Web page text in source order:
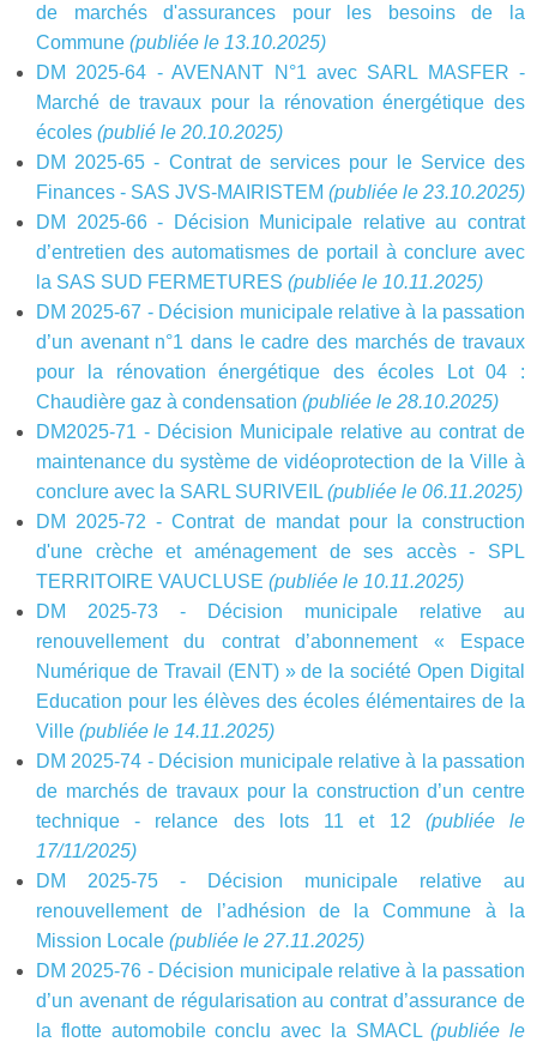
de marchés d'assurances pour les besoins de la
Commune (publiée le 13.10.2025)
DM 2025-64 - AVENANT N°1 avec SARL MASFER -
Marché de travaux pour la rénovation énergétique des
écoles (publié le 20.10.2025)
DM 2025-65 - Contrat de services pour le Service des
Finances - SAS JVS-MAIRISTEM (publiée le 23.10.2025)
DM 2025-66 - Décision Municipale relative au contrat
d’entretien des automatismes de portail à conclure avec
la SAS SUD FERMETURES (publiée le 10.11.2025)
DM 2025-67 - Décision municipale relative à la passation
d’un avenant n°1 dans le cadre des marchés de travaux
pour la rénovation énergétique des écoles Lot 04 :
Chaudière gaz à condensation (publiée le 28.10.2025)
DM2025-71 - Décision Municipale relative au contrat de
maintenance du système de vidéoprotection de la Ville à
conclure avec la SARL SURIVEIL (publiée le 06.11.2025)
DM 2025-72 - Contrat de mandat pour la construction
d'une crèche et aménagement de ses accès - SPL
TERRITOIRE VAUCLUSE (publiée le 10.11.2025)
DM 2025-73 - Décision municipale relative au
renouvellement du contrat d’abonnement « Espace
Numérique de Travail (ENT) » de la société Open Digital
Education pour les élèves des écoles élémentaires de la
Ville (publiée le 14.11.2025)
DM 2025-74 - Décision municipale relative à la passation
de marchés de travaux pour la construction d’un centre
technique - relance des lots 11 et 12 (publiée le
17/11/2025)
DM 2025-75 - Décision municipale relative au
renouvellement de l’adhésion de la Commune à la
Mission Locale (publiée le 27.11.2025)
DM 2025-76 - Décision municipale relative à la passation
d’un avenant de régularisation au contrat d’assurance de
la flotte automobile conclu avec la SMACL(publiée le